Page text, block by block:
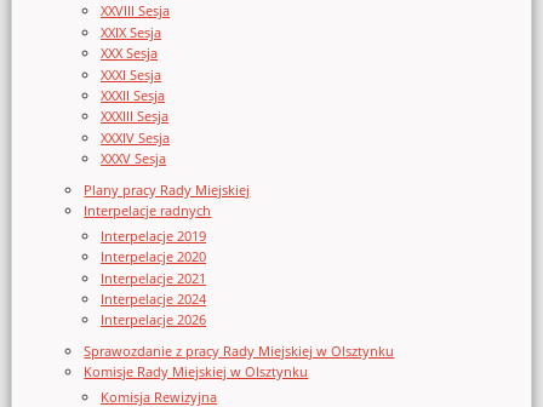
XXVIII Sesja
XXIX Sesja
XXX Sesja
XXXI Sesja
XXXII Sesja
XXXIII Sesja
XXXIV Sesja
XXXV Sesja
Plany pracy Rady Miejskiej
Interpelacje radnych
Interpelacje 2019
Interpelacje 2020
Interpelacje 2021
Interpelacje 2024
Interpelacje 2026
Sprawozdanie z pracy Rady Miejskiej w Olsztynku
Komisje Rady Miejskiej w Olsztynku
Komisja Rewizyjna